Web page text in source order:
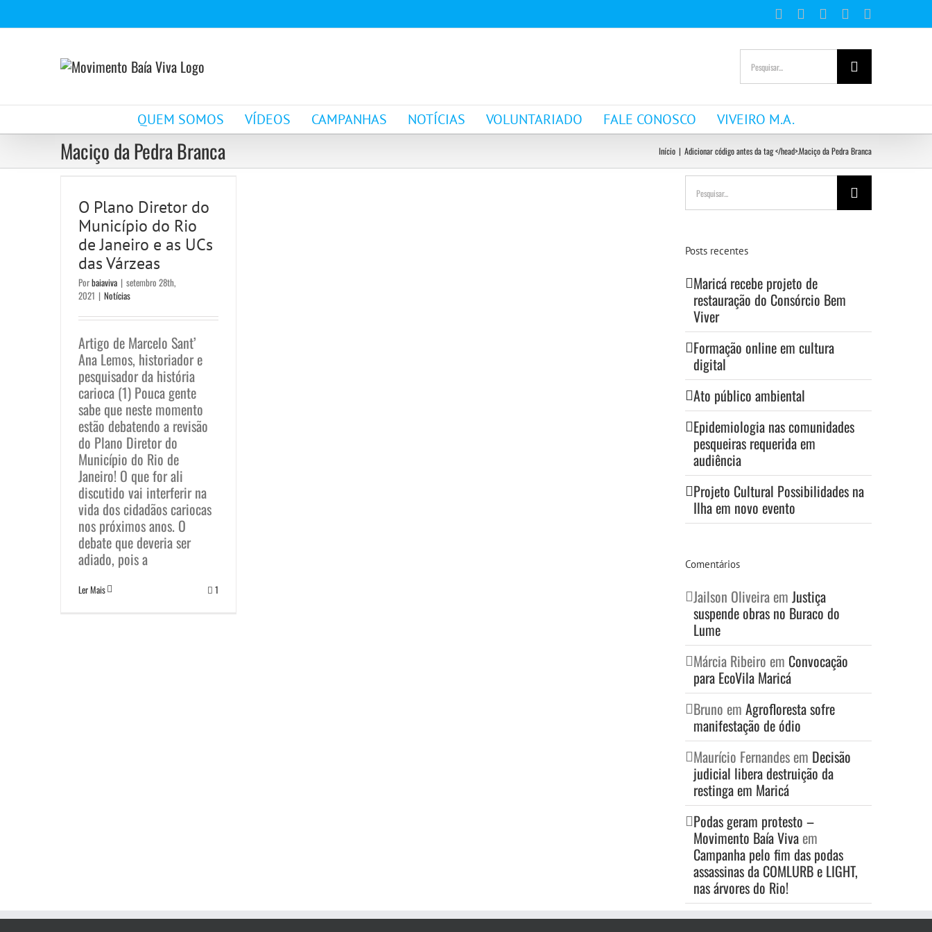
para
FacebookInstagramYouTubeWhatsApp
mail
Buscar
resultados
para:
QUEM SOMOS VÍDEOS CAMPANHAS NOTÍCIAS VOLUNTARIADO FALE CONOSCO VIVEIRO M.A.
Maciço da Pedra Branca Início | Adicionar código antes da tag </head>.Maciço da Pedra Branca
O Plano Diretor do
Município do Rio de
Janeiro e as UCs das
Várzeas
Notícias
O Plano Diretor do
Município do Rio
de Janeiro e as UCs
das Várzeas
Porbaiaviva | setembro 28th,
2021 | Notícias
Artigo de Marcelo Sant’
Ana Lemos, historiador e
pesquisador da história
carioca (1) Pouca gente
sabe que neste momento
estão debatendo a revisão
do Plano Diretor do
Município do Rio de
Janeiro! O que for ali
discutido vai interferir na
vida dos cidadãos cariocas
nos próximos anos. O
debate que deveria ser
adiado, pois a
Ler Mais 1
Buscar
resultados
para:
Posts recentes
Maricá recebe projeto de
restauração do Consórcio Bem
Viver
Formação online em cultura
digital
Ato público ambiental
Epidemiologia nas comunidades
pesqueiras requerida em
audiência
Projeto Cultural Possibilidades na
Ilha em novo evento
Comentários
Jailson Oliveiraem Justiça
suspende obras no Buraco do
Lume
Márcia Ribeiro em Convocação
para EcoVila Maricá
Bruno em Agrofloresta sofre
manifestação de ódio
Maurício Fernandesem Decisão
judicial libera destruição da
restinga em Maricá
Podas geram protesto –
Movimento Baía Vivaem
Campanha pelo fim das podas
assassinas da COMLURB e LIGHT,
nas árvores do Rio!